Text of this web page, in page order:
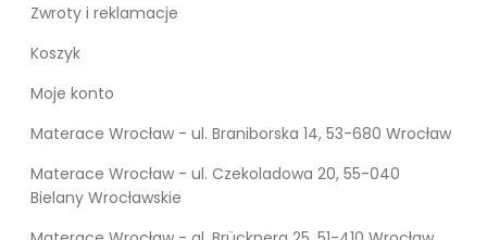
Zwroty i reklamacje
Koszyk
Moje konto
Materace Wrocław - ul. Braniborska 14, 53-680 Wrocław
Materace Wrocław - ul. Czekoladowa 20, 55-040
Bielany Wrocławskie